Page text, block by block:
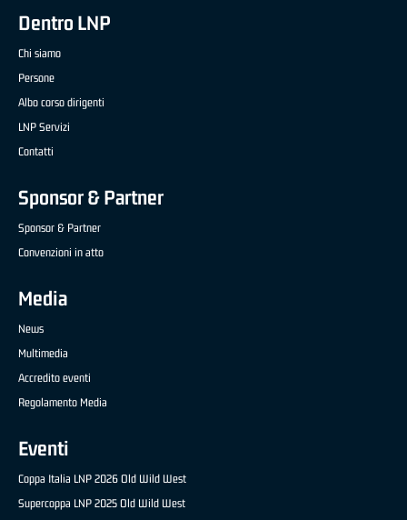
Dentro LNP
Chi siamo
Persone
Albo corso dirigenti
LNP Servizi
Contatti
Sponsor & Partner
Sponsor & Partner
Convenzioni in atto
Media
News
Multimedia
Accredito eventi
Regolamento Media
Eventi
Coppa Italia LNP 2026 Old Wild West
Supercoppa LNP 2025 Old Wild West